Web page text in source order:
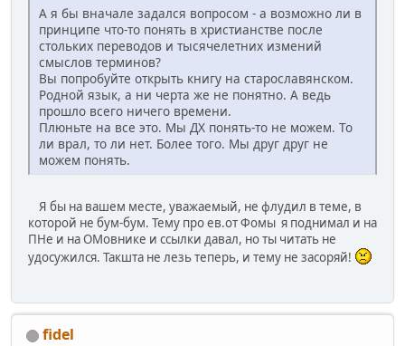
А я бы вначале задался вопросом - а возможно ли в
принципе что-то понять в христианстве после
стольких переводов и тысячелетних измений
смыслов терминов?
Вы попробуйте открыть книгу на старославянском.
Родной язык, а ни черта же не понятно. А ведь
прошло всего ничего времени.
Плюньте на все это. Мы ДХ понять-то не можем. То
ли врал, то ли нет. Более того. Мы друг друг не
можем понять.
Я бы на вашем месте, уважаемый, не флудил в теме, в
которой не бум-бум. Тему про ев.от Фомы я поднимал и на
ПНе и на ОМовнике и ссылки давал, но ты читать не
удосужился. Такшта не лезь теперь, и тему не засоряй!
fidel